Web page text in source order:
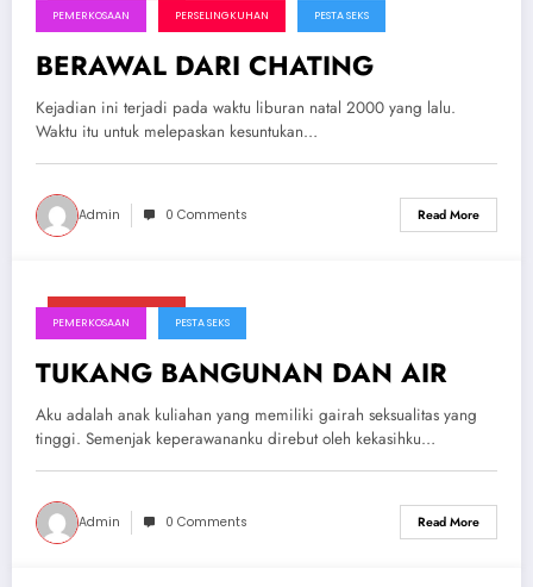
PEMERKOSAAN PERSELINGKUHAN PESTA SEKS
BERAWAL DARI CHATING
Kejadian ini terjadi pada waktu liburan natal 2000 yang lalu.
Waktu itu untuk melepaskan kesuntukan…
Admin 0 Comments Read More
PEMERKOSAAN PESTA SEKS
TUKANG BANGUNAN DAN AIR
Aku adalah anak kuliahan yang memiliki gairah seksualitas yang
tinggi. Semenjak keperawananku direbut oleh kekasihku…
Admin 0 Comments Read More